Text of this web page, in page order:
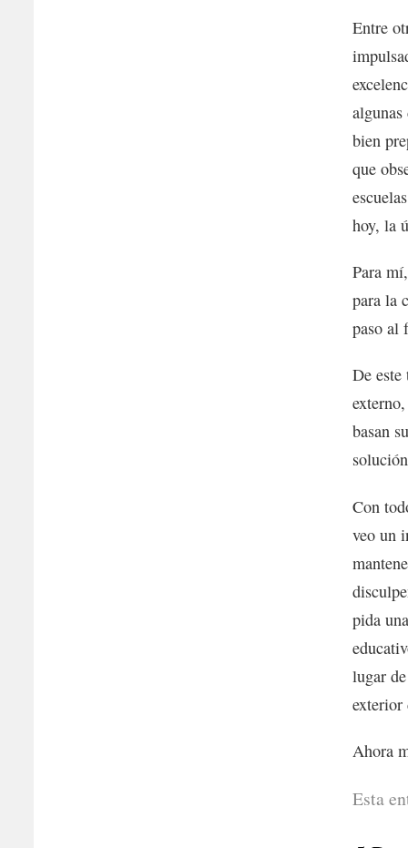
Entre
bien
que
hoy, la
Para
para la
paso al
De este
basan
Con
veo un
pida
lugar
exterior
Ahora
Esta